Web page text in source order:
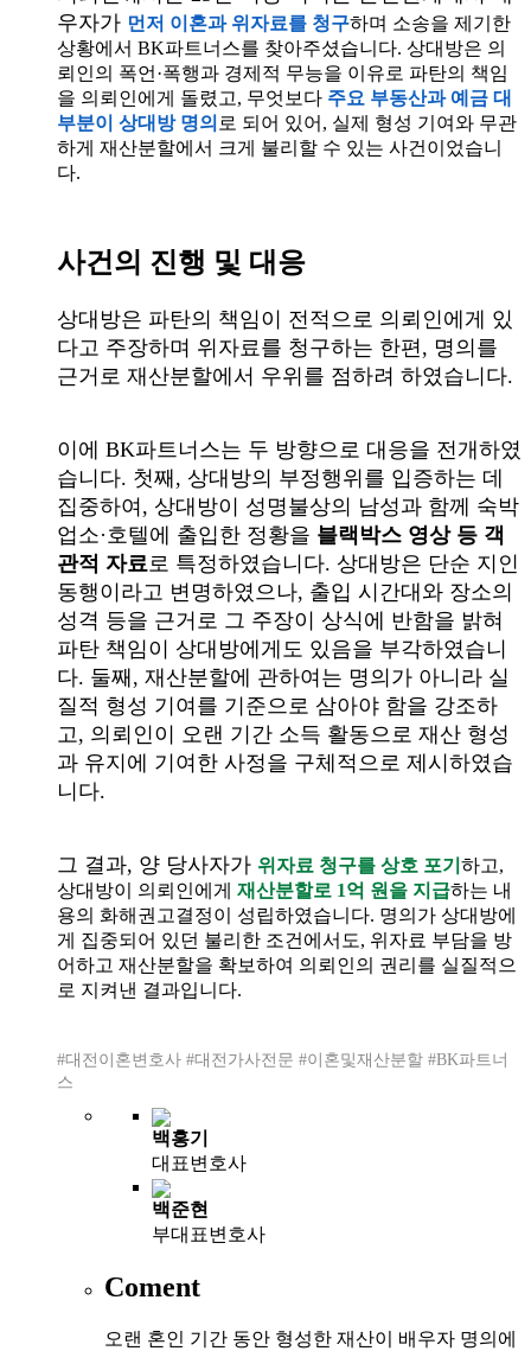
우자가 먼저 이혼과 위자료를 청구하며 소송을 제기한
상황에서 BK파트너스를 찾아주셨습니다. 상대방은 의
뢰인의 폭언·폭행과 경제적 무능을 이유로 파탄의 책임
을 의뢰인에게 돌렸고, 무엇보다 주요 부동산과 예금 대
부분이 상대방 명의 로 되어 있어, 실제 형성 기여와 무관
하게 재산분할에서 크게 불리할 수 있는 사건이었습니
다.
사건의 진행 및 대응
상대방은 파탄의 책임이 전적으로 의뢰인에게 있
다고 주장하며 위자료를 청구하는 한편, 명의를
근거로 재산분할에서 우위를 점하려 하였습니다.
이에 BK파트너스는 두 방향으로 대응을 전개하였
습니다. 첫째, 상대방의 부정행위를 입증하는 데
집중하여, 상대방이 성명불상의 남성과 함께 숙박
업소·호텔에 출입한 정황을 블랙박스 영상 등 객
관적 자료 로 특정하였습니다. 상대방은 단순 지인
동행이라고 변명하였으나, 출입 시간대와 장소의
성격 등을 근거로 그 주장이 상식에 반함을 밝혀
파탄 책임이 상대방에게도 있음을 부각하였습니
다. 둘째, 재산분할에 관하여는 명의가 아니라 실
질적 형성 기여를 기준으로 삼아야 함을 강조하
고, 의뢰인이 오랜 기간 소득 활동으로 재산 형성
과 유지에 기여한 사정을 구체적으로 제시하였습
니다.
그 결과, 양 당사자가 위자료 청구를 상호 포기 하고,
상대방이 의뢰인에게 재산분할로 1억 원을 지급하는 내
용의 화해권고결정이 성립하였습니다. 명의가 상대방에
게 집중되어 있던 불리한 조건에서도, 위자료 부담을 방
어하고 재산분할을 확보하여 의뢰인의 권리를 실질적으
로 지켜낸 결과입니다.
#대전이혼변호사 #대전가사전문 #이혼및재산분할 #BK파트너
스
백홍기
대표변호사
백준현
부대표변호사
Coment
오랜 혼인 기간 동안 형성한 재산이 배우자 명의에